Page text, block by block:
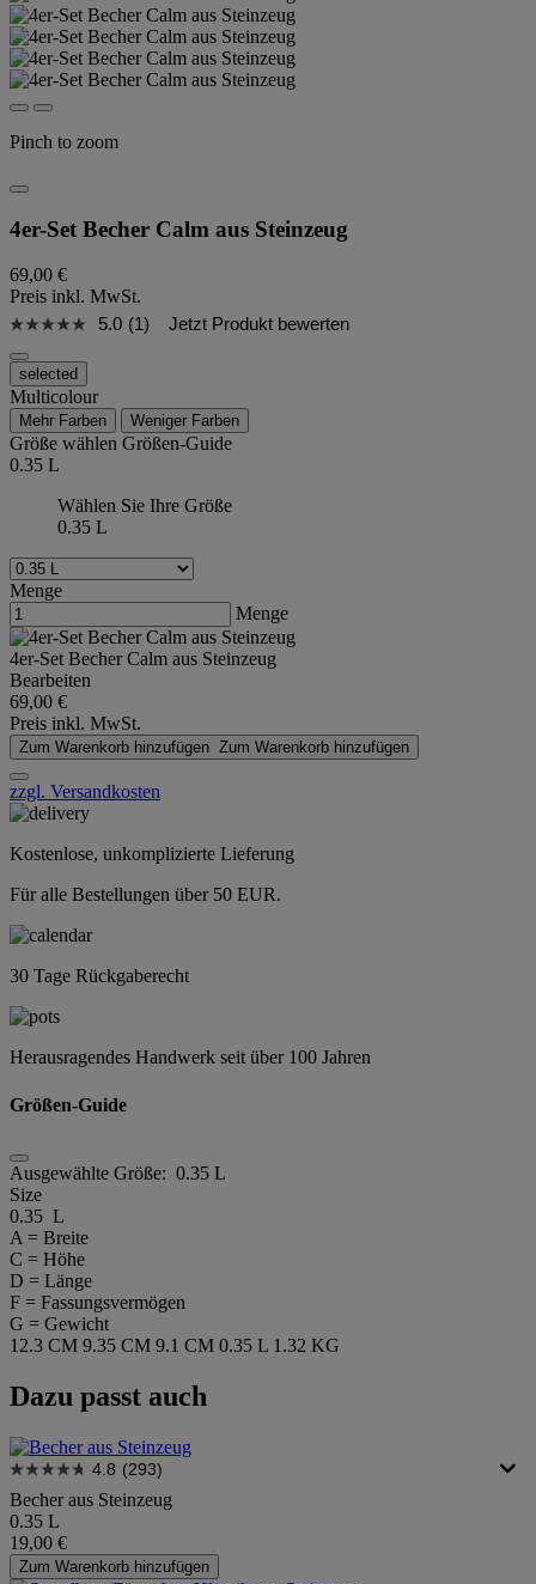
Pinch to zoom
4er-Set Becher Calm aus Steinzeug
69,00 €
Preis inkl. MwSt.
5.0 (1) Jetzt Produkt bewerten
selected
Multicolour
Mehr Farben Weniger Farben
Größe wählen Größen-Guide
0.35 L
Wählen Sie Ihre Größe
0.35 L
Menge
Menge
4er-Set Becher Calm aus Steinzeug
Bearbeiten
69,00 €
Preis inkl. MwSt.
Zum Warenkorb hinzufügen Zum Warenkorb hinzufügen
zzgl. Versandkosten
Kostenlose, unkomplizierte Lieferung
Für alle Bestellungen über 50 EUR.
30 Tage Rückgaberecht
Herausragendes Handwerk seit über 100 Jahren
Größen-Guide
Ausgewählte Größe: 0.35 L
Size
0.35 L
A = Breite
C = Höhe
D = Länge
F = Fassungsvermögen
G = Gewicht
12.3 CM 9.35 CM 9.1 CM 0.35 L 1.32 KG
Dazu passt auch
4.8 (293)
Becher aus Steinzeug
0.35 L
19,00 €
Zum Warenkorb hinzufügen